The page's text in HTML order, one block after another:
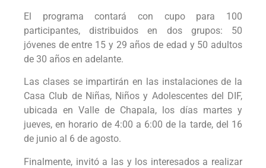
El programa contará con cupo para 100
participantes, distribuidos en dos grupos: 50
jóvenes de entre 15 y 29 años de edad y 50 adultos
de 30 años en adelante.
Las clases se impartirán en las instalaciones de la
Casa Club de Niñas, Niños y Adolescentes del DIF,
ubicada en Valle de Chapala, los días martes y
jueves, en horario de 4:00 a 6:00 de la tarde, del 16
de junio al 6 de agosto.
Finalmente, invitó a las y los interesados a realizar